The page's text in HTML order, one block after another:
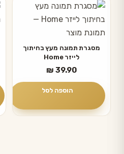
מסגרת תמונה מעץ בחיתוך
לייזר Home
₪ 39.90
הוספה לסל